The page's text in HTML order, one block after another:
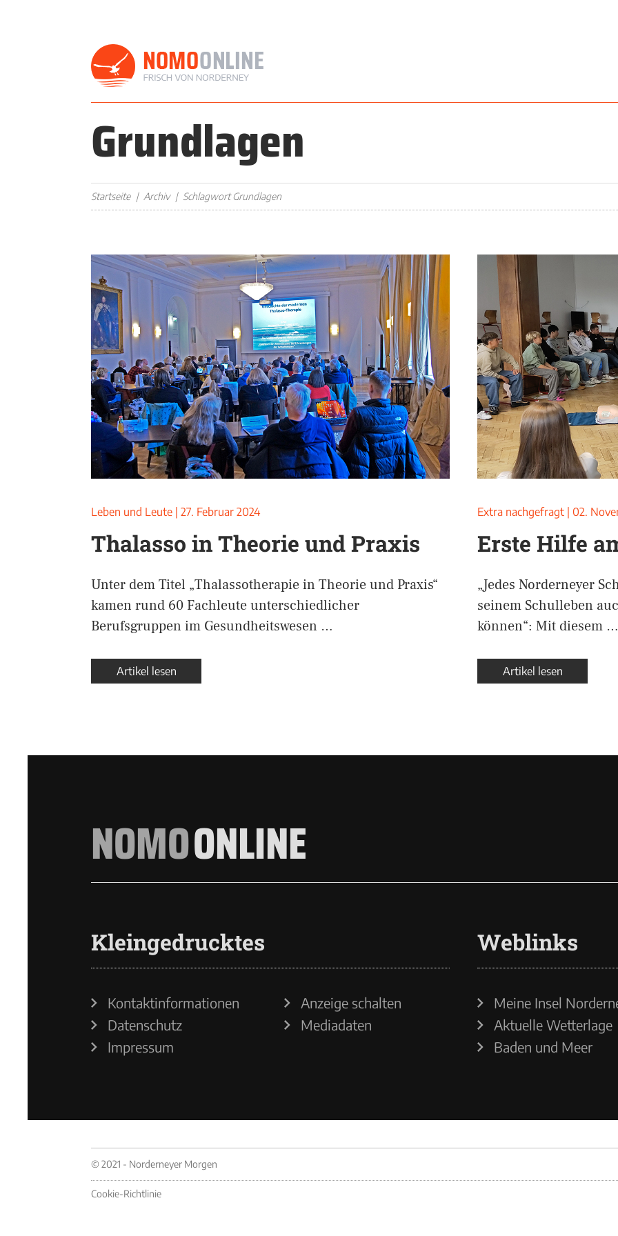
Grundlagen
Startseite Archiv Schlagwort Grundlagen
Leben und Leute 27. Februar 2024
Thalasso in Theorie und Praxis
Unter dem Titel „Thalassotherapie in Theorie und Praxis“
kamen rund 60 Fachleute unterschiedlicher
Berufsgruppen im Gesundheitswesen …
Artikel lesen
Extra nachgefragt 02.
Erste Hilfe
„Jedes Norderneyer
seinem Schulleben
können“: Mit diesem …
Artikel lesen
NOMOONLINE
Kleingedrucktes
Kontaktinformationen
Datenschutz
Impressum
Anzeige schalten
Mediadaten
Weblinks
Meine Insel
Aktuelle Wetterlage
Baden und Meer
© 2021 - Norderneyer Morgen
Cookie-Richtlinie